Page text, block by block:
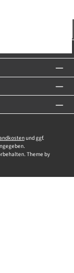
und ggf.
Theme by